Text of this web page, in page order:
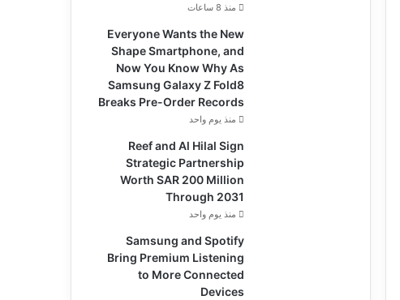
منذ 8 ساعات
Everyone Wants the New
Shape Smartphone, and
Now You Know Why As
Samsung Galaxy Z Fold8
Breaks Pre-Order Records
منذ يوم واحد
Reef and Al Hilal Sign
Strategic Partnership
Worth SAR 200 Million
Through 2031
منذ يوم واحد
Samsung and Spotify
Bring Premium Listening
to More Connected
Devices